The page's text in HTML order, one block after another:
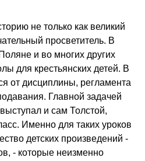
не только как великий
просветитель. В
и во многих других
для крестьянских детей. В
от дисциплины, регламента
Главной задачей
и сам Толстой,
Именно для таких уроков
детских произведений -
- которые неизменно